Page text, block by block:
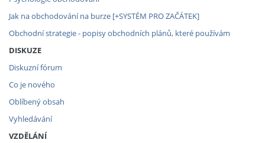
Jak na obchodování na burze [+SYSTÉM PRO ZAČÁTEK]
Obchodní strategie - popisy obchodních plánů, které používám
DISKUZE
Diskuzní fórum
Co je nového
Oblíbený obsah
Vyhledávání
VZDĚLÁNÍ